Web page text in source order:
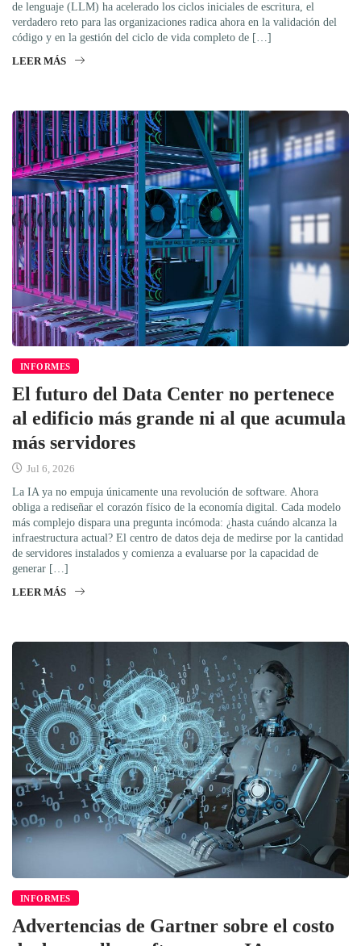
de lenguaje (LLM) ha acelerado los ciclos iniciales de escritura, el
verdadero reto para las organizaciones radica ahora en la validación del
código y en la gestión del ciclo de vida completo de […]
LEER MÁS
INFORMES
El futuro del Data Center no pertenece
al edificio más grande ni al que acumula
más servidores
Jul 6, 2026
La IA ya no empuja únicamente una revolución de software. Ahora
obliga a rediseñar el corazón físico de la economía digital. Cada modelo
más complejo dispara una pregunta incómoda: ¿hasta cuándo alcanza la
infraestructura actual? El centro de datos deja de medirse por la cantidad
de servidores instalados y comienza a evaluarse por la capacidad de
generar […]
LEER MÁS
INFORMES
Advertencias de Gartner sobre el costo